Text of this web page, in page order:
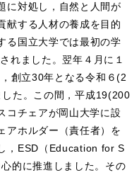
に対処し，自然と人間が
献する人材の養成を目的
る国立大学では最初の学
れました。翌年４月に１
創立30年となる令和６(2
した。この間，平成19(200
コチェアが岡山大学に設
アホルダー（責任者）を
， ESD （ Education for S
的に推進しました。その